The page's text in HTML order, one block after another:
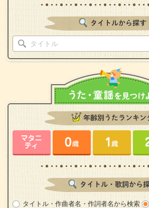
タイトルから探す
年齢別うたランキン
タイトル・歌詞から
タイトル・作曲者名・作詞者名から検索